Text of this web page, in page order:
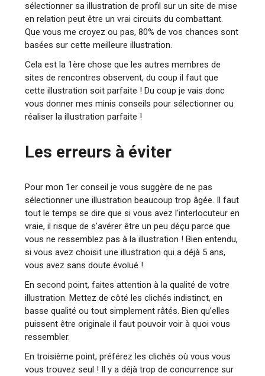
sélectionner sa illustration de profil sur un site de mise
en relation peut être un vrai circuits du combattant.
Que vous me croyez ou pas, 80% de vos chances sont
basées sur cette meilleure illustration.
Cela est la 1ère chose que les autres membres de
sites de rencontres observent, du coup il faut que
cette illustration soit parfaite ! Du coup je vais donc
vous donner mes minis conseils pour sélectionner ou
réaliser la illustration parfaite !
Les erreurs à éviter
Pour mon 1er conseil je vous suggère de ne pas
sélectionner une illustration beaucoup trop âgée. Il faut
tout le temps se dire que si vous avez l'interlocuteur en
vraie, il risque de s'avérer être un peu déçu parce que
vous ne ressemblez pas à la illustration ! Bien entendu,
si vous avez choisit une illustration qui a déjà 5 ans,
vous avez sans doute évolué !
En second point, faites attention à la qualité de votre
illustration. Mettez de côté les clichés indistinct, en
basse qualité ou tout simplement râtés. Bien qu’elles
puissent être originale il faut pouvoir voir à quoi vous
ressembler.
En troisième point, préférez les clichés où vous vous
vous trouvez seul ! Il y a déjà trop de concurrence sur